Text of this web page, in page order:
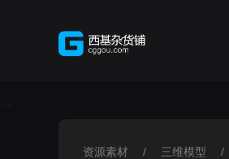
-->
资源素材 / 三维模型